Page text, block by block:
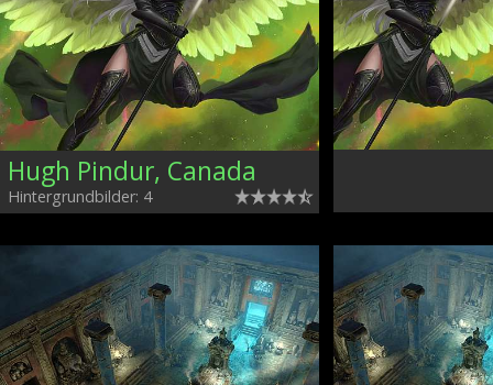
Hugh Pindur, Canada
Hintergrundbilder: 4